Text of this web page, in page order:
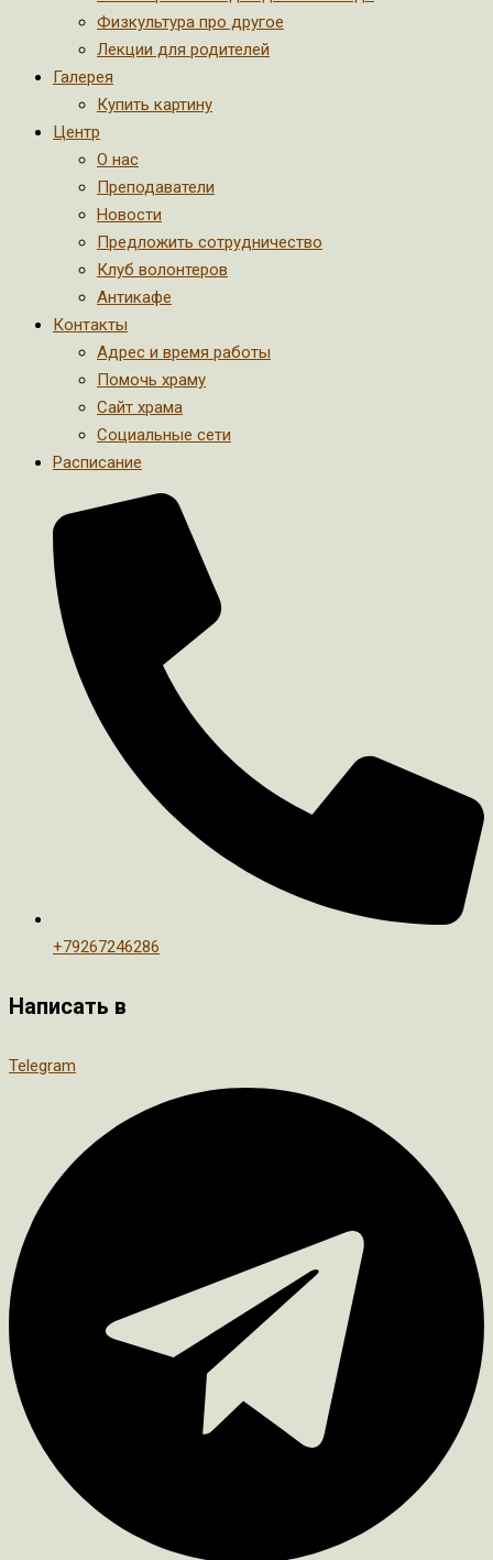
Физкультура про другое
Лекции для родителей
Галерея
Купить картину
Центр
О нас
Преподаватели
Новости
Предложить сотрудничество
Клуб волонтеров
Антикафе
Контакты
Адрес и время работы
Помочь храму
Сайт храма
Социальные сети
Расписание
+79267246286
Написать в
Telegram